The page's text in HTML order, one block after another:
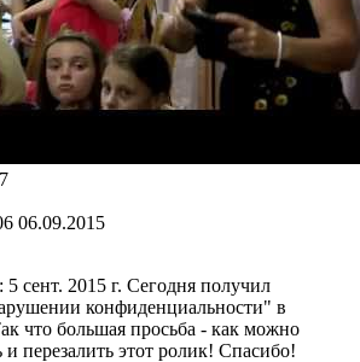
06.09.2015
сент. 2015 г. Сегодня получил
конфиденциальности" в
что большая просьба - как можно
и перезалить этот ролик! Спасибо!